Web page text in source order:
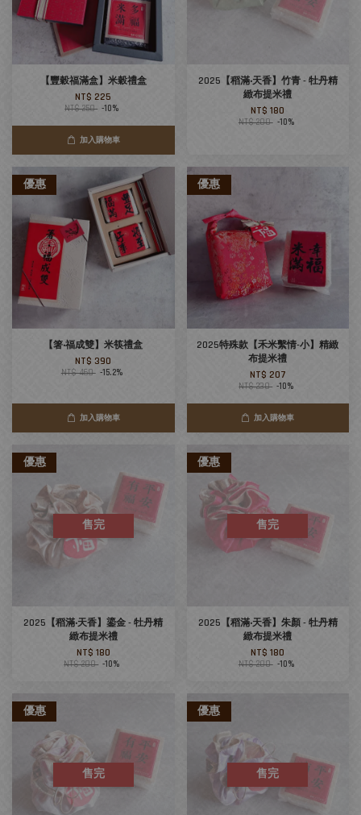
【豐穀福滿盒】米穀禮盒
NT$ 225
NT$ 250 -10%
加入購物車
2025【稻滿‧天香】竹青 - 牡丹精
緻布提米禮
NT$ 180
NT$ 200 -10%
優惠
【箸‧福成雙】米筷禮盒
NT$ 390
NT$ 460 -15.2%
加入購物車
優惠
2025特殊款【禾米繫情-小】精緻
布提米禮
NT$ 207
NT$ 230 -10%
加入購物車
優惠
售完
2025【稻滿‧天香】鎏金 - 牡丹精
緻布提米禮
NT$ 180
NT$ 200 -10%
優惠
售完
2025【稻滿‧天香】朱顏 - 牡丹精
緻布提米禮
NT$ 180
NT$ 200 -10%
優惠
售完
優惠
售完